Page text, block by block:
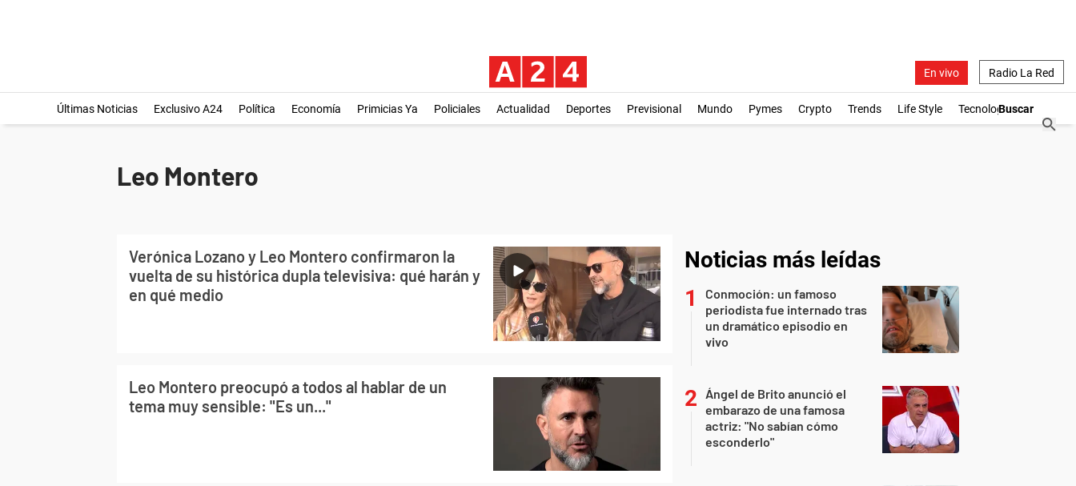
En vivo Radio La Red
Últimas Noticias Exclusivo A24 Política Economía Primicias Ya Policiales Actualidad Deportes Previsional Mundo Pymes Crypto Trends Life Style Tecnología
Leo Montero
Verónica Lozano y Leo Montero confirmaron la
vuelta de su histórica dupla televisiva: qué harán y
en qué medio
Leo Montero preocupó a todos al hablar de un
tema muy sensible: "Es un..."
Noticias más leídas
Conmoción: un famoso
periodista fue internado tras
un dramático episodio en
vivo
Ángel de Brito anunció el
embarazo de una famosa
actriz: "No sabían cómo
esconderlo"